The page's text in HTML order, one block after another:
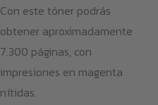
Con este tóner podrás
obtener aproximadamente
7.300 páginas, con
impresiones en magenta
nítidas.